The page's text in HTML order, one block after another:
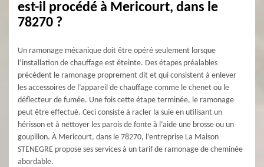
est-il procédé à Mericourt, dans le
78270 ?
Un ramonage mécanique doit être opéré seulement lorsque
l’installation de chauffage est éteinte. Des étapes préalables
précèdent le ramonage proprement dit et qui consistent à enlever
les accessoires de l’appareil de chauffage comme le chenet ou le
déflecteur de fumée. Une fois cette étape terminée, le ramonage
peut être effectué. Ceci consiste à racler la suie en utilisant un
hérisson et à nettoyer les parois de fonte à l’aide une brosse ou un
goupillon. À Mericourt, dans le 78270, l’entreprise La Maison
STENEGRE propose ses services à un tarif de ramonage de cheminée
abordable.